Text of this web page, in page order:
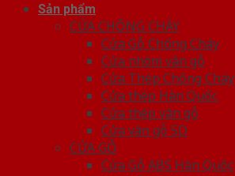
Sản phẩm
CỬA CHỐNG CHÁY
Cửa Gỗ Chống Cháy
Cửa nhôm vân gỗ
Cửa Thép Chống Cháy
Cửa thép Hàn Quốc
Cửa thép vân gỗ
Cửa vân gỗ 5D
CỬA GỖ
Cửa Gỗ ABS Hàn Quốc